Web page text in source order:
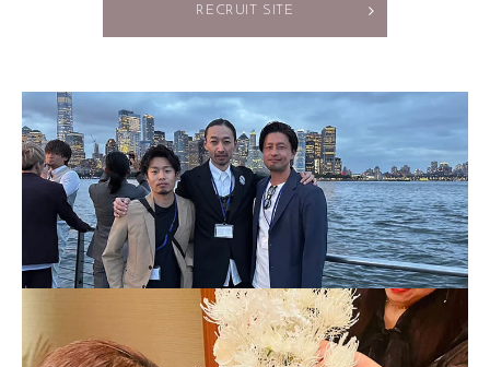
RECRUIT SITE